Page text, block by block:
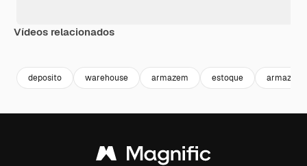
Vídeos relacionados
deposito warehouse armazem estoque